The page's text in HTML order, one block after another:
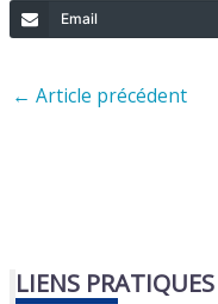
Email
← Article précédent
LIENS PRATIQUES